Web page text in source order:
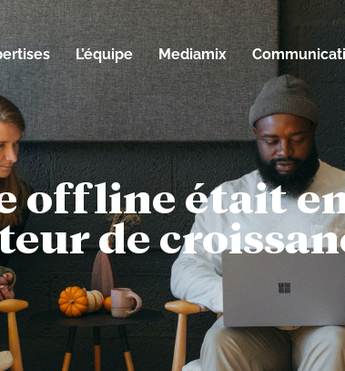
L’équipe Mediamix
offline était
de